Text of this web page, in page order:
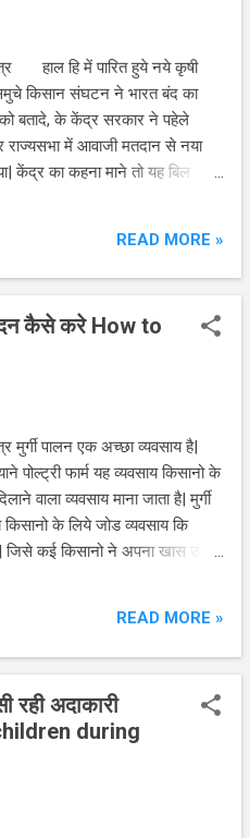
में हि यह सुविधा देने कि केंद्र सरकार
अब एक हि जगह प्रतीकात्मक
के अनुसार केंद्र सरकार स...
हाल हि में पारित हुये नये कृषी
किसान संघटन ने भारत बंद का
बतादे, के केंद्र सरकार ने पहेले
में आवाजी मतदान से नया
केंद्र का कहना माने तो यह बिल
में साबीत होगा| नतीजा कुछ भी
नवेले बिल को लेकर देश भर के किसानो
समुदाय और विविध किसान
है, के केंद्र ने भले हि इस विवादित
किसान समुदाय द्विधा में है| ज्ञात
लेकर समुचे भारत के किसान समुदाय में
,और किसान समुदाय और उनके संघटन
पर उतर आया है| इतना हि नही
कोरोना के संकट को दरकीनार
...
READ MORE »
कैसे करे How to
मुर्गी पालन एक अच्छा व्यवसाय है|
पोल्ट्री फार्म यह व्यवसाय किसानो के
वाला व्यवसाय माना जाता है| मुर्गी
किसानो के लिये जोड व्यवसाय कि
जिसे कई किसानो ने अपना खास उद्योग
करके अपने पैरो पर खडा रहकर समाज
जीवन गुजारते है| मुर्गी पालन यह
जीवन चरितार्थ चलाते है, बल्की वह
रहते है| स्वामित्व प्रदान करने वाला
व्यवसाय किसान को एक स्वामित्व
को कर्ज दे रही है| ताके किसान
READ MORE »
रही अदाकारी
during